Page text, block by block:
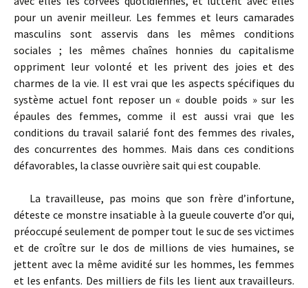
pour un avenir meilleur. Les femmes et leurs camarades
masculins sont asservis dans les mêmes conditions
sociales ; les mêmes chaînes honnies du capitalisme
oppriment leur volonté et les privent des joies et des
charmes de la vie. Il est vrai que les aspects spécifiques du
système actuel font reposer un « double poids » sur les
épaules des femmes, comme il est aussi vrai que les
conditions du travail salarié font des femmes des rivales,
des concurrentes des hommes. Mais dans ces conditions
défavorables, la classe ouvrière sait qui est coupable.
La travailleuse, pas moins que son frère d’infortune,
déteste ce monstre insatiable à la gueule couverte d’or qui,
préoccupé seulement de pomper tout le suc de ses victimes
et de croître sur le dos de millions de vies humaines, se
jettent avec la même avidité sur les hommes, les femmes
et les enfants. Des milliers de fils les lient aux travailleurs.